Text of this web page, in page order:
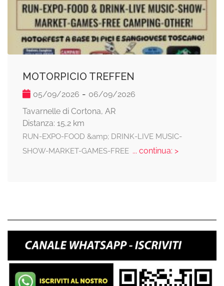
MOTORPICIO TREFFEN
05/09/2026 - 06/09/2026
Tavarnelle di Cortona, AR
Distanza: 15,2 km
RUN-EXPO-FOOD &amp; DRINK-LIVE MUSIC-
SHOW-MARKET-GAMES-FREE... continua: >